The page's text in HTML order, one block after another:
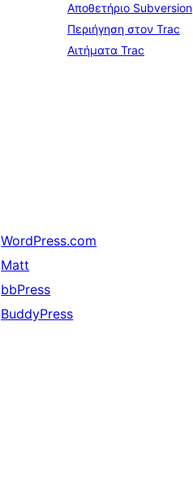
Αποθετήριο Subversion
Περιήγηση στον Trac
Αιτήματα Trac
WordPress.com
Matt
bbPress
BuddyPress